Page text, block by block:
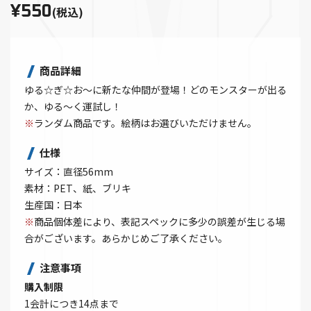
¥550(税込)
商品詳細
ゆる☆ぎ☆お～に新たな仲間が登場！どのモンスターが出る
か、ゆる～く運試し！
※ランダム商品です。絵柄はお選びいただけません。
仕様
サイズ：直径56mm
素材：PET、紙、ブリキ
生産国：日本
※商品個体差により、表記スペックに多少の誤差が生じる場
合がございます。あらかじめご了承ください。
注意事項
購入制限
1会計につき14点まで